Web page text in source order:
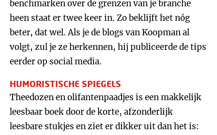
benchmarken over de grenzen van je branche
heen staat er twee keer in. Zo beklijft het nóg
beter, dat wel. Als je de blogs van Koopman al
volgt, zul je ze herkennen, hij publiceerde de tips
eerder op social media.
HUMORISTISCHE SPIEGELS
Theedozen en olifantenpaadjes is een makkelijk
leesbaar boek door de korte, afzonderlijk
leesbare stukjes en ziet er dikker uit dan het is: